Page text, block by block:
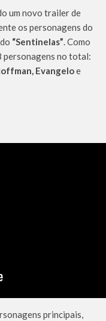
um novo trailer de
os personagens do
“Sentinelas”. Como
personagens no total:
Evangeloe
principais,